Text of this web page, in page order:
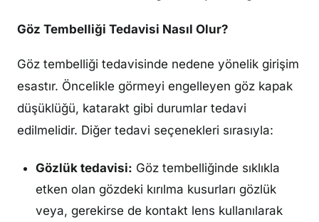
Göz Tembelliği Tedavisi Nasıl Olur?
Göz tembelliği tedavisinde nedene yönelik girişim
esastır. Öncelikle görmeyi engelleyen göz kapak
düşüklüğü, katarakt gibi durumlar tedavi
edilmelidir. Diğer tedavi seçenekleri sırasıyla:
Gözlük tedavisi: Göz tembelliğinde sıklıkla
etken olan gözdeki kırılma kusurları gözlük
veya, gerekirse de kontakt lens kullanılarak